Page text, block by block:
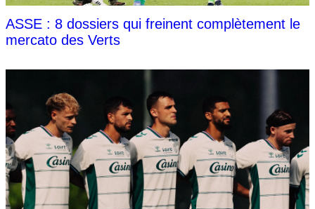
ASSE : 8 dossiers qui freinent complètement le
mercato des Verts